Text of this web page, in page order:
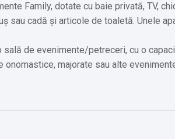
Family, dotate cu baie privată, TV,
sau cadă și articole de toaletă. Unele
sală de evenimente/petreceri, cu o
majorate sau alte